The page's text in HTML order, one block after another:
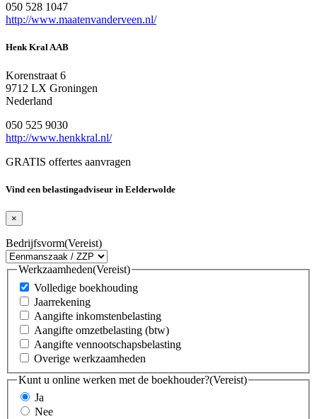
050 528 1047
http://www.maatenvanderveen.nl/
Henk Kral AAB
Korenstraat 6
9712 LX Groningen
Nederland
050 525 9030
http://www.henkkral.nl/
GRATIS offertes aanvragen
Vind een belastingadviseur in Eelderwolde
×
Bedrijfsvorm(Vereist)
Werkzaamheden(Vereist)
Volledige boekhouding
Jaarrekening
Aangifte inkomstenbelasting
Aangifte omzetbelasting (btw)
Aangifte vennootschapsbelasting
Overige werkzaamheden
Kunt u online werken met de boekhouder?(Vereist)
Ja
Nee